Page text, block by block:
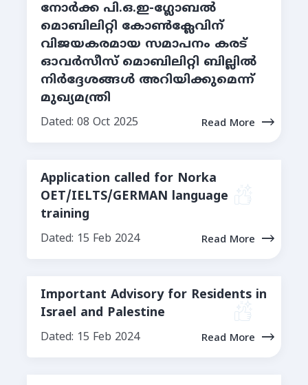
നോര്‍ക്ക പി.ഒ.ഇ-ഗ്ലോബല്‍
മൊബിലിറ്റി കോണ്‍ക്ലേവിന്
വിജയകരമായ സമാപനം കരട്
ഓവർസീസ് മൊബിലിറ്റി ബില്ലില്‍
നിര്‍ദ്ദേശങ്ങള്‍ അറിയിക്കുമെന്ന്
മുഖ്യമന്ത്രി
Dated: 08 Oct 2025 Read More
Application called for Norka
OET/IELTS/GERMAN language
training
Dated: 15 Feb 2024 Read More
Important Advisory for Residents in
Israel and Palestine
Dated: 15 Feb 2024 Read More